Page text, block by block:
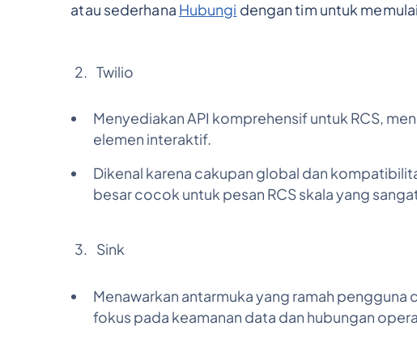
atau sederhana Hubungi dengan tim untuk
Twilio
Menyediakan API komprehensif untuk RCS,
elemen interaktif.
Dikenal karena cakupan global dan
besar cocok untuk pesan RCS skala yang
Sink
Menawarkan antarmuka yang ramah pengguna
fokus pada keamanan data dan hubungan